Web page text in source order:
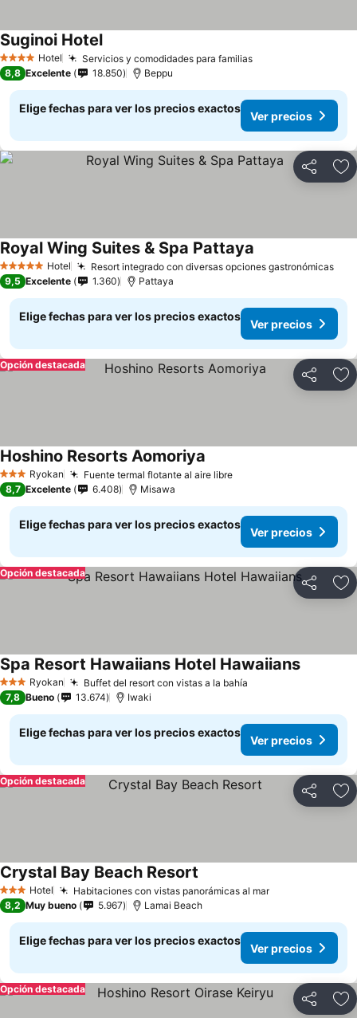
4 EstrellasHotel Servicios y comodidades para familias
Suginoi Hotel
8,8 Excelente 18.850 Beppu
Elige fechas para ver los precios exactos
Ver precios
Compartir
5 Estrellas Hotel Resort integrado con diversas opciones gastronómicas
Royal Wing Suites & Spa Pattaya
9,5 Excelente 1.360 Pattaya
Elige fechas para ver los precios exactos
Ver precios
Compartir
Opción destacada
3 EstrellasRyokan Fuente termal flotante al aire libre
Hoshino Resorts Aomoriya
8,7 Excelente 6.408 Misawa
Elige fechas para ver los precios exactos
Ver precios
Compartir
Opción destacada
3 EstrellasRyokan Buffet del resort con vistas a la bahía
Spa Resort Hawaiians Hotel Hawaiians
7,8 Bueno 13.674 Iwaki
Elige fechas para ver los precios exactos
Ver precios
Compartir
Opción destacada
3 Estrellas
Hotel Habitaciones con vistas panorámicas al mar
Crystal Bay Beach Resort
8,2 Muy bueno 5.967 Lamai Beach
Elige fechas para ver los precios exactos
Ver precios
Compartir
Opción destacada